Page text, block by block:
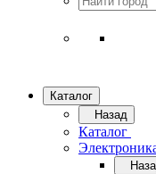
Каталог
Назад
Каталог